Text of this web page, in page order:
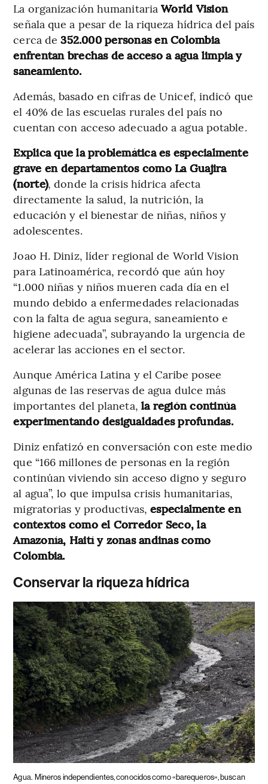
La organización humanitariaWorld Vision
señala que a pesar de la riqueza hídrica del país
cerca de352.000 personas en Colombia
enfrentan brechas de acceso a agua limpia y
saneamiento.
Además, basado en cifras de Unicef, indicó que
el 40% de las escuelas rurales del país no
cuentan con acceso adecuado a agua potable.
Explica que la problemática es especialmente
grave en departamentos como La Guajira
(norte), donde la crisis hídrica afecta
directamente la salud, la nutrición, la
educación y el bienestar de niñas, niños y
adolescentes.
Joao H. Diniz, líder regional de World Vision
para Latinoamérica, recordó que aún hoy
“1.000 niñas y niños mueren cada día en el
mundo debido a enfermedades relacionadas
con la falta de agua segura, saneamiento e
higiene adecuada”, subrayando la urgencia de
acelerar las acciones en el sector.
Aunque América Latina y el Caribe posee
algunas de las reservas de agua dulce más
importantes del planeta, la región continúa
experimentando desigualdades profundas.
Diniz enfatizó en conversación con este medio
que “166 millones de personas en la región
continúan viviendo sin acceso digno y seguro
al agua”, lo que impulsa crisis humanitarias,
migratorias y productivas,especialmente en
contextos como el Corredor Seco, la
Amazonía, Haití y zonas andinas como
Colombia.
Conservar la riqueza hídrica
Agua. Mineros independientes, conocidos como «barequeros», buscan